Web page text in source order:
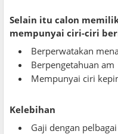
Selain itu calon
mempunyai ciri-ciri
Berperwatakan
Berpengetahuan am
Mempunyai ciri
Kelebihan
Gaji dengan